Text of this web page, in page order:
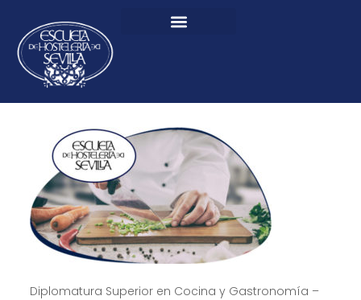
Diplomatura Superior en Cocina y Gastronomía –